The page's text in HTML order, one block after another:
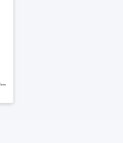
Dogadaj się z emocjami. Przewodnik po uczuciach: jak lepiej je rozpoznawać i nauczyć się je regulować Znak koncept